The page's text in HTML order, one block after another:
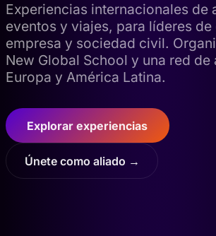
Experiencias internacionales de
eventos y viajes, para líderes
empresa y sociedad civil.
New Global School y una red de
Europa y América Latina.
Explorar experiencias
Únete como aliado →